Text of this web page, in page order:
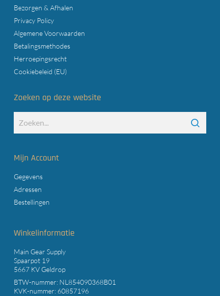
Bezorgen & Afhalen
Privacy Policy
Algemene Voorwaarden
Betalingsmethodes
Herroepingsrecht
Cookiebeleid (EU)
Zoeken op deze website
Mijn Account
Gegevens
Adressen
Bestellingen
Winkelinformatie
Main Gear Supply
Spaarpot 19
5667 KV Geldrop
BTW-nummer: NL854090368B01
KVK-nummer: 60857196